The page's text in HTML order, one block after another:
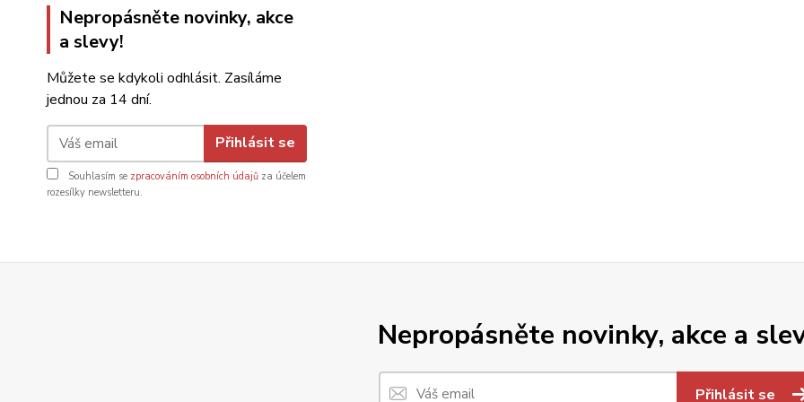
Nepropásněte novinky, akce
a slevy!
Můžete se kdykoli odhlásit. Zasíláme
jednou za 14 dní.
Přihlásit se
Souhlasím se zpracováním osobních údajů za účelem
rozesílky newsletteru.
Nepropásněte novinky, akce a
Přihlásit se